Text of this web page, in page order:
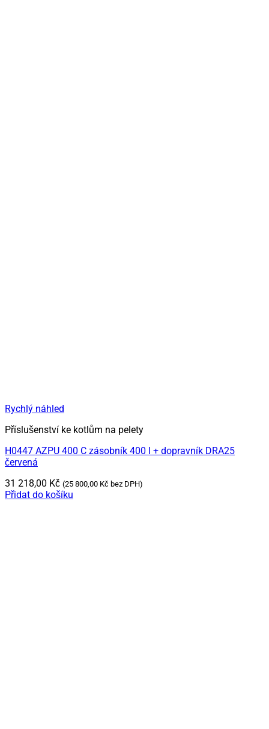
Rychlý náhled
Příslušenství ke kotlům na pelety
H0447 AZPU 400 C zásobník 400 l + dopravník DRA25
červená
31 218,00 Kč (25 800,00 Kč bez DPH)
Přidat do košíku